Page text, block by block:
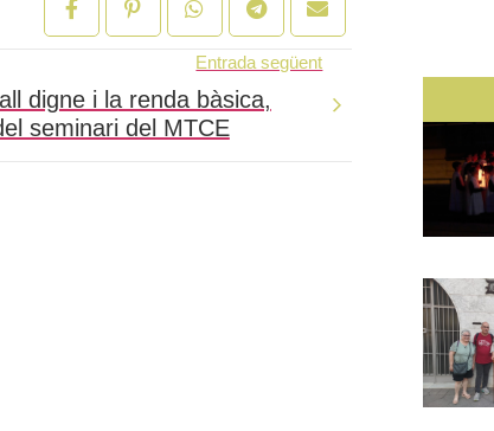
Entrada següent
digne i la renda bàsica,
seminari del MTCE